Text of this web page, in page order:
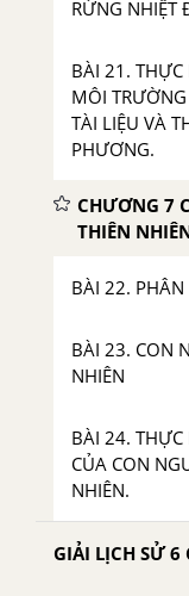
RỪNG NHIỆT
BÀI 21.
MÔI
TÀI LIỆU VÀ
PHƯƠNG.
CHƯƠNG 7
THIÊN
BÀI 22.
BÀI 23. CON
NHIÊN
BÀI 24.
CỦA CON
NHIÊN.